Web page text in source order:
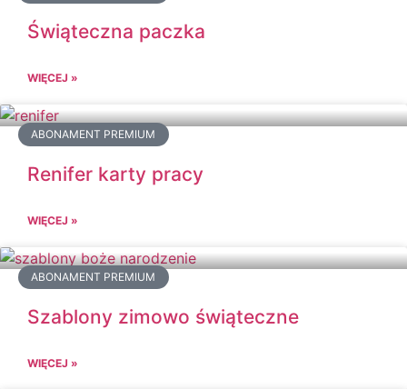
Świąteczna paczka
WIĘCEJ »
ABONAMENT PREMIUM
Renifer karty pracy
WIĘCEJ »
ABONAMENT PREMIUM
Szablony zimowo świąteczne
WIĘCEJ »